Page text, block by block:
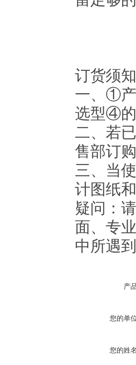
订货须
一、①
选型④
二、若
售部订
三、当
计图纸
疑问：
面、专
中所遇
产
您的单
您的姓